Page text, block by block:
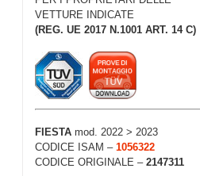
VETTURE INDICATE
(REG. UE 2017 N.1001 ART. 14 C)
FIESTA mod. 2022 > 2023
CODICE ISAM – 1056322
CODICE ORIGINALE – 2147311